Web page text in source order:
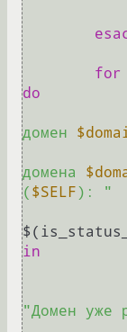
for
do
домен
домена
( $SELF): "
in
"Домен уже